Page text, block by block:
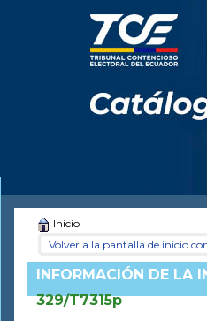
Inicio
Volver a la pantalla de inicio
INFORMACIÓN DE LA
329/T7315p